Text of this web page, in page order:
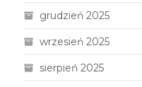
grudzień 2025
wrzesień 2025
sierpień 2025